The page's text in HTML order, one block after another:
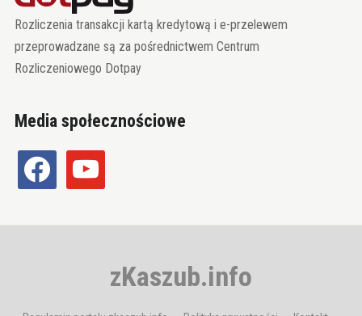
Rozliczenia transakcji kartą kredytową i e-przelewem
przeprowadzane są za pośrednictwem Centrum
Rozliczeniowego Dotpay
Media społecznościowe
facebook youtube
zKaszub.info